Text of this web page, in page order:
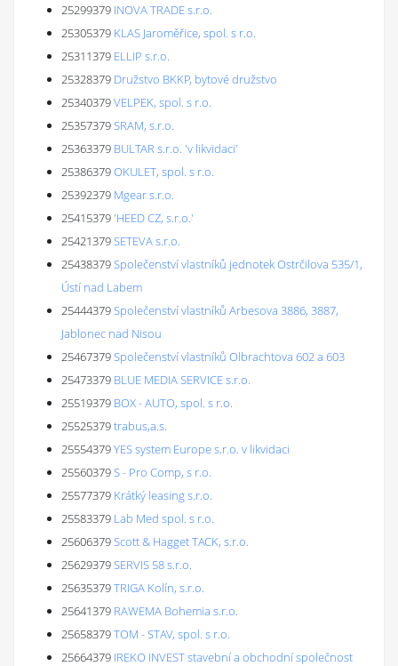
25299379 INOVA TRADE s.r.o.
25305379 KLAS Jaroměřice, spol. s r.o.
25311379 ELLIP s.r.o.
25328379 Družstvo BKKP, bytové družstvo
25340379VELPEK, spol. s r.o.
25357379SRAM, s.r.o.
25363379 BULTAR s.r.o. 'v likvidaci'
25386379OKULET, spol. s r.o.
25392379 Mgear s.r.o.
25415379'HEED CZ, s.r.o.'
25421379SETEVA s.r.o.
25438379Společenství vlastníků jednotek Ostrčilova 535/1,
Ústí nad Labem
25444379Společenství vlastníků Arbesova 3886, 3887,
Jablonec nad Nisou
25467379Společenství vlastníků Olbrachtova 602 a 603
25473379 BLUE MEDIA SERVICE s.r.o.
25519379 BOX - AUTO, spol. s r.o.
25525379trabus,a.s.
25554379YES system Europe s.r.o. v likvidaci
25560379S - Pro Comp, s r.o.
25577379 Krátký leasing s.r.o.
25583379 Lab Med spol. s r.o.
25606379Scott & Hagget TACK, s.r.o.
25629379SERVIS 58 s.r.o.
25635379TRIGA Kolín, s.r.o.
25641379 RAWEMA Bohemia s.r.o.
25658379TOM - STAV, spol. s r.o.
25664379 IREKO INVEST stavební a obchodní společnost